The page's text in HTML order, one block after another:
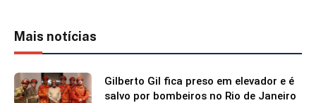
Mais notícias
Gilberto Gil fica preso em elevador e é
salvo por bombeiros no Rio de Janeiro